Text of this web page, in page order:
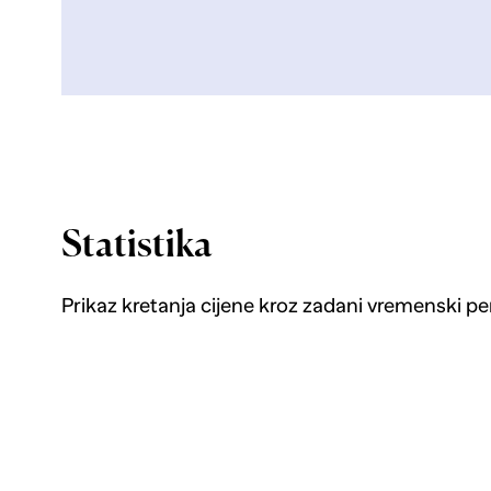
Statistika
Prikaz kretanja cijene kroz zadani vremenski